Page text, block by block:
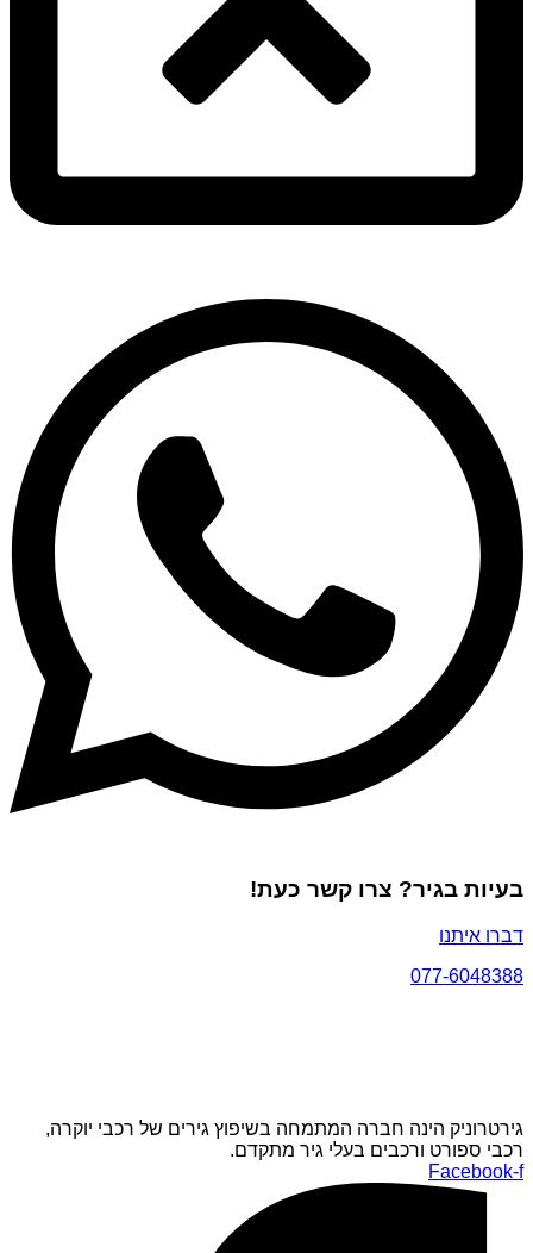
בעיות בגיר? צרו קשר כעת!
דברו איתנו
077-6048388
גירטרוניק הינה חברה המתמחה בשיפוץ גירים של רכבי יוקרה,
רכבי ספורט ורכבים בעלי גיר מתקדם.
Facebook-f